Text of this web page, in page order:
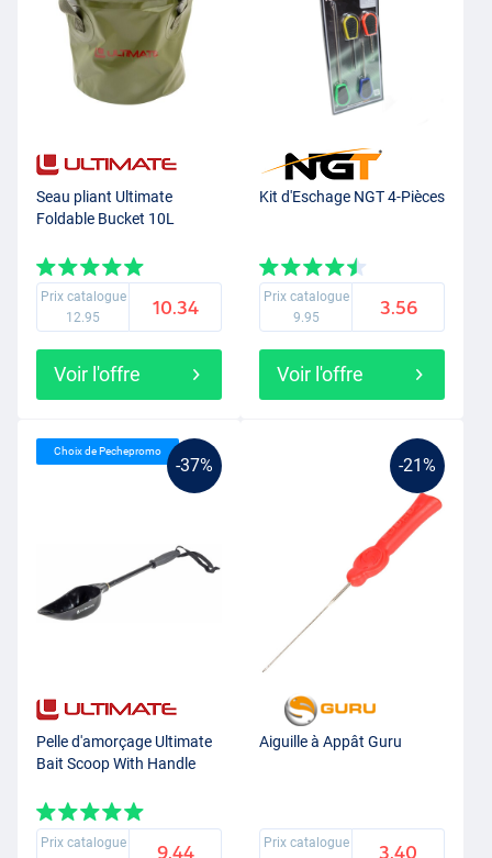
Seau pliant Ultimate
Foldable Bucket 10L
Prix catalogue
12.95
10.34
Voir l'offre
Kit d'Eschage NGT 4-Pièces
Prix catalogue
9.95
3.56
Voir l'offre
-37%
Choix de Pechepromo
Pelle d'amorçage Ultimate
Bait Scoop With Handle
Prix catalogue
9.44
-21%
Aiguille à Appât Guru
Prix catalogue
3.40